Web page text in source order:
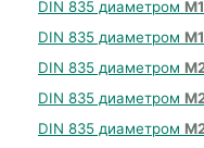
DIN 835 диаметром
DIN 835 диаметром
DIN 835 диаметром
DIN 835 диаметром
DIN 835 диаметром